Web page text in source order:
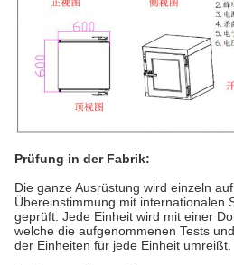
Prüfung in der Fabrik:
Die ganze Ausrüstung wird einzeln
Übereinstimmung mit internationalen
geprüft. Jede Einheit wird mit einer
welche die aufgenommenen Tests
der Einheiten für jede Einheit umreißt.